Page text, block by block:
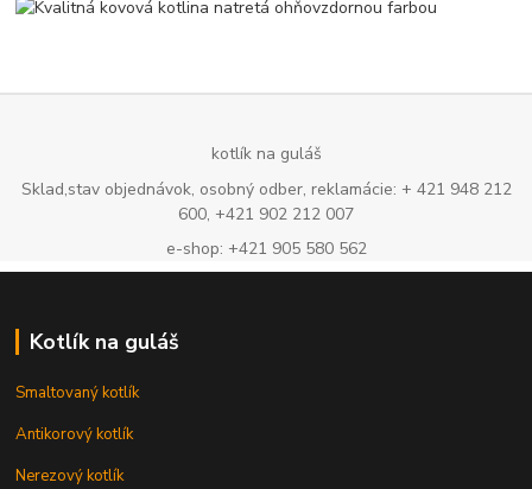
kotlík na guláš
Sklad,stav objednávok, osobný odber, reklamácie: + 421 948 212
600, +421 902 212 007
e-shop: +421 905 580 562
Kotlík na guláš
Smaltovaný kotlík
Antikorový kotlík
Nerezový kotlík